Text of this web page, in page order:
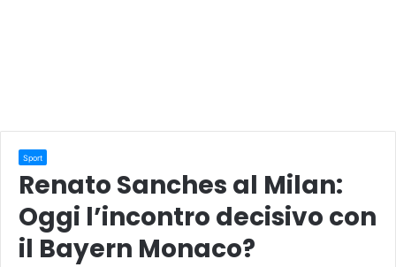
Sport
Renato Sanches al Milan:
Oggi l’incontro decisivo con
il Bayern Monaco?